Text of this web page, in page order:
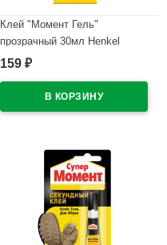
Клей "Момент Гель"
прозрачный 30мл Henkel
арт.997778
159 ₽